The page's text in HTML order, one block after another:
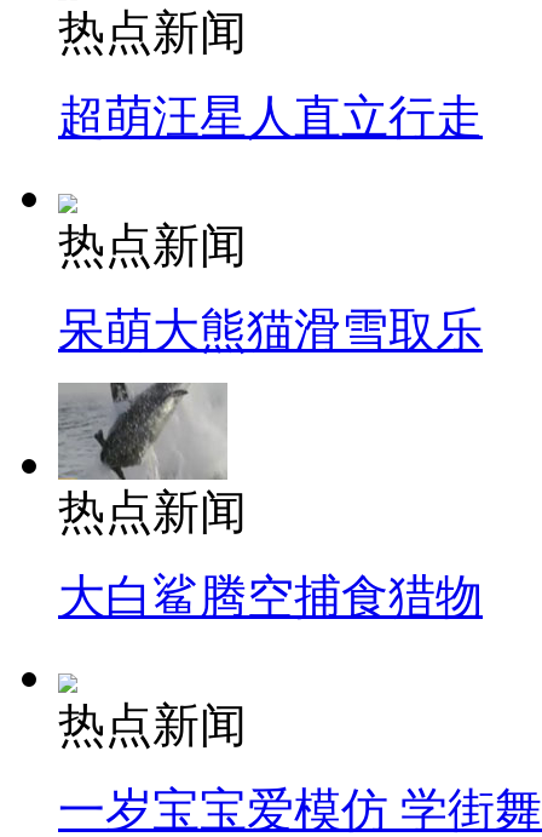
热点新闻
超萌汪星人直立行走
热点新闻
呆萌大熊猫滑雪取乐
热点新闻
大白鲨腾空捕食猎物
热点新闻
一岁宝宝爱模仿 学街